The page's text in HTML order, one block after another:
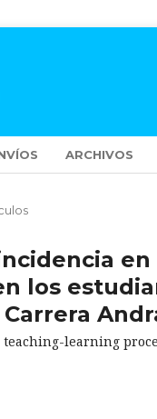
ARCHIVOS
los
learning